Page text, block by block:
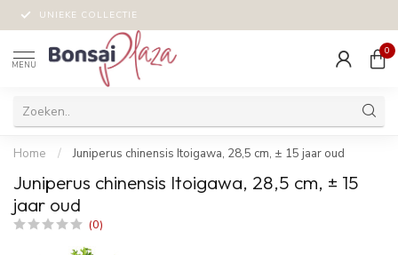
UNIEKE COLLECTIE
MENU
0
Home / Juniperus chinensis Itoigawa, 28,5 cm, ± 15 jaar oud
Juniperus chinensis Itoigawa, 28,5 cm, ± 15
jaar oud
(0)